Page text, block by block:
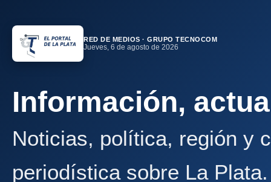
RED DE MEDIOS · GRUPO TECNOCOM
Jueves, 6 de agosto de 2026
Información,
Noticias, política, región y
periodística sobre La Plata.